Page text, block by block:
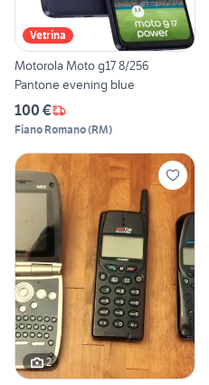
Vetrina
Motorola Moto g17 8/256
Pantone evening blue
100 €
Fiano Romano(RM)
2